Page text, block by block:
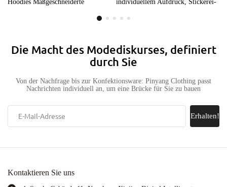
Hoodies Maßgeschneiderte
individuellem Aufdruck, Stickerei-
LOGO-Hoodie
Die Macht des Modediskurses, definiert
durch Sie
Von der Nachfrage bis zur Konfektionsware: Pinyang Clothing passt
Nachrichten individuell an, um eine Brücke für Sie zu bauen
Erhalten!
Kontaktieren Sie uns